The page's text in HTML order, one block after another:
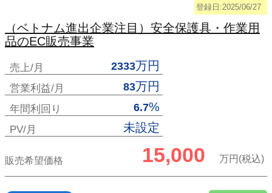
登録日:2025/06/27
（ベトナム進出企業注目）安全保護具・作業用
品のEC販売事業
売上/月 2333万円
営業利益/月 83万円
年間利回り 6.7%
PV/月 未設定
販売希望価格 15,000 万円(税込)